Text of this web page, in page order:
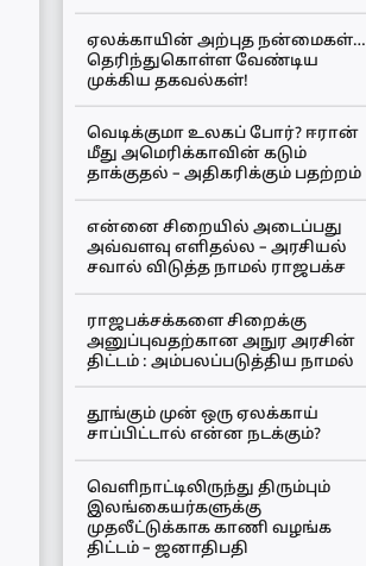
ஏலக்காயின் அற்புத நன்மைகள்…
தெரிந்துகொள்ள வேண்டிய
முக்கிய தகவல்கள்!
வெடிக்குமா உலகப் போர்? ஈரான்
மீது அமெரிக்காவின் கடும்
தாக்குதல் – அதிகரிக்கும் பதற்றம்
என்னை சிறையில் அடைப்பது
அவ்வளவு எளிதல்ல – அரசியல்
சவால் விடுத்த நாமல் ராஜபக்ச
ராஜபக்சக்களை சிறைக்கு
அனுப்புவதற்கான அநுர அரசின்
திட்டம் : அம்பலப்படுத்திய நாமல்
தூங்கும் முன் ஒரு ஏலக்காய்
சாப்பிட்டால் என்ன நடக்கும்?
வெளிநாட்டிலிருந்து திரும்பும்
இலங்கையர்களுக்கு
முதலீட்டுக்காக காணி வழங்க
திட்டம் – ஜனாதிபதி